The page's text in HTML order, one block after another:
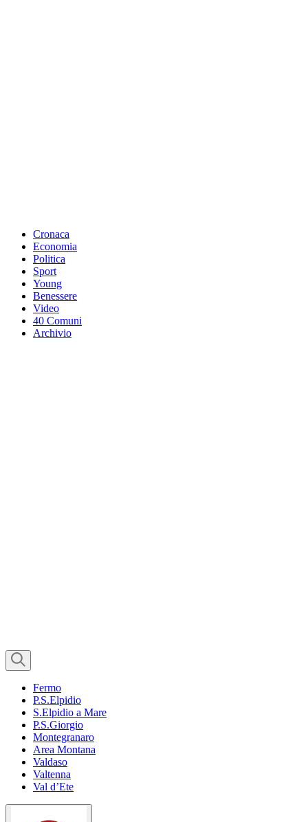
Cronaca
Economia
Politica
Sport
Young
Benessere
Video
40 Comuni
Archivio
Fermo
P.S.Elpidio
S.Elpidio a Mare
P.S.Giorgio
Montegranaro
Area Montana
Valdaso
Valtenna
Val d’Ete